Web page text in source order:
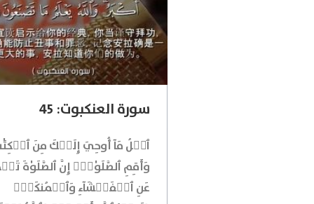
سورة العنكبوت: 45
ٱتۡلُ مَآ أُوحِيَ إِلَيۡكَ مِنَ
وَأَقِمِ ٱلصَّلَوٰةَۖ إِنَّ ٱلصَّلَوٰةَ
عَنِ ٱلۡفَحۡشَآءِ وَٱلۡمُنكَرِۗ